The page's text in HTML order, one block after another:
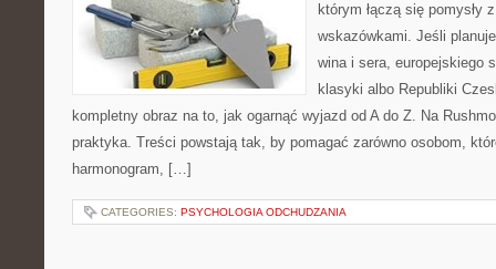
którym łączą się pomysły
wskazówkami. Jeśli
wina i sera, europejskiego
klasyki albo Republiki
kompletny obraz na to, jak ogarnąć wyjazd od A do Z. Na
praktyka. Treści powstają tak, by pomagać zarówno osobom,
harmonogram, […]
CATEGORIES: PSYCHOLOGIA ODCHUDZANIA